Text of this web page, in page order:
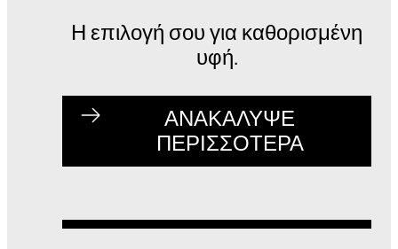
Η επιλογή σου για καθορισμένη
υφή.
ΑΝΑΚΑΛΥΨΕ
ΠΕΡΙΣΣΟΤΕΡΑ